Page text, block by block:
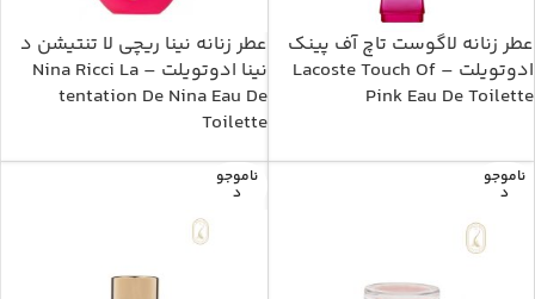
عطر زنانه لاگوست تاچ آف پینک
ادوتویلت – Lacoste Touch Of
Pink Eau De Toilette
عطر زنانه نینا ریچی لا تنتیشن د
نینا ادوتویلت – Nina Ricci La
tentation De Nina Eau De
Toilette
ناموجو
د
ناموجو
د